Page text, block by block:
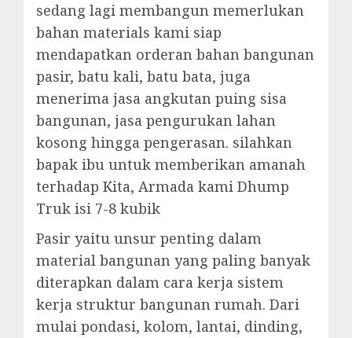
sedang lagi membangun memerlukan
bahan materials kami siap
mendapatkan orderan bahan bangunan
pasir, batu kali, batu bata, juga
menerima jasa angkutan puing sisa
bangunan, jasa pengurukan lahan
kosong hingga pengerasan. silahkan
bapak ibu untuk memberikan amanah
terhadap Kita, Armada kami Dhump
Truk isi 7-8 kubik
Pasir yaitu unsur penting dalam
material bangunan yang paling banyak
diterapkan dalam cara kerja sistem
kerja struktur bangunan rumah. Dari
mulai pondasi, kolom, lantai, dinding,